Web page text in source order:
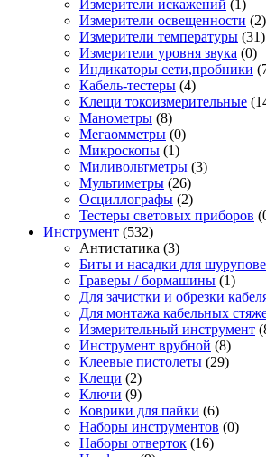
Измерители искажений (1)
Измерители освещенности (2)
Измерители температуры (31)
Измерители уровня звука (0)
Индикаторы сети,пробники
Кабель-тестеры (4)
Клещи токоизмерительные
Манометры (8)
Мегаомметры (0)
Микроскопы (1)
Миливольтметры (3)
Мультиметры (26)
Осциллографы (2)
Тестеры световых приборов
Инструмент (532)
Антистатика (3)
Биты и насадки для
Граверы / бормашины (1)
Для зачистки и обрезки
Для монтажа кабельных
Измерительный инструмент
Инструмент врубной (8)
Клеевые пистолеты (29)
Клещи (2)
Ключи (9)
Коврики для пайки (6)
Наборы инструментов (0)
Наборы отверток (16)